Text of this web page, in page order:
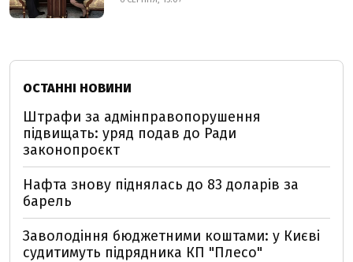
ОСТАННІ НОВИНИ
Штрафи за адмінправопорушення
підвищать: уряд подав до Ради
законопроєкт
Нафта знову піднялась до 83 доларів за
барель
Заволодіння бюджетними коштами: у Києві
судитимуть підрядника КП "Плесо"